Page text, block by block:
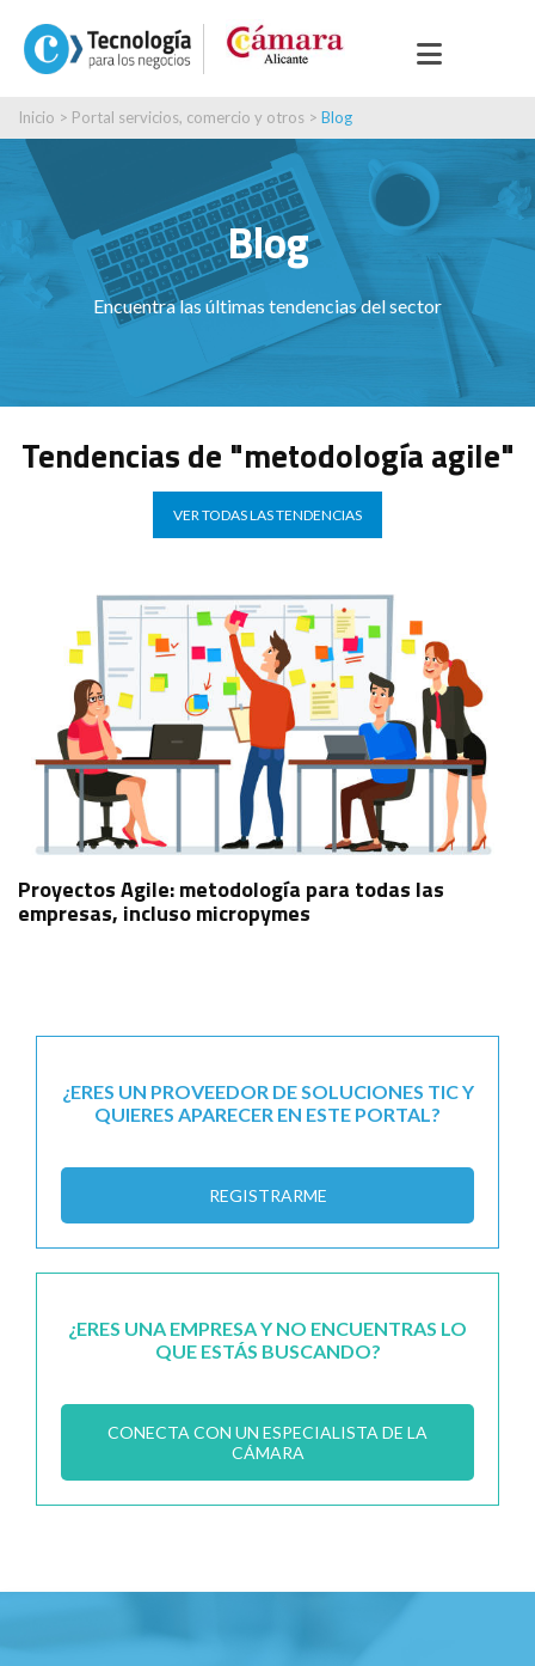
Inicio > Portal servicios, comercio y otros > Blog
Blog
Encuentra las últimas tendencias del sector
Tendencias de "metodología agile"
VER TODAS LAS TENDENCIAS
Proyectos Agile: metodología para todas las
empresas, incluso micropymes
¿ERES UN PROVEEDOR DE SOLUCIONES TIC Y
QUIERES APARECER EN ESTE PORTAL?
REGISTRARME
¿ERES UNA EMPRESA Y NO ENCUENTRAS LO
QUE ESTÁS BUSCANDO?
CONECTA CON UN ESPECIALISTA DE LA
CÁMARA